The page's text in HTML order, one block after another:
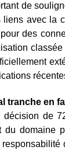
de
liens avec la
pour des
classée
tranche en
décision de
du domaine